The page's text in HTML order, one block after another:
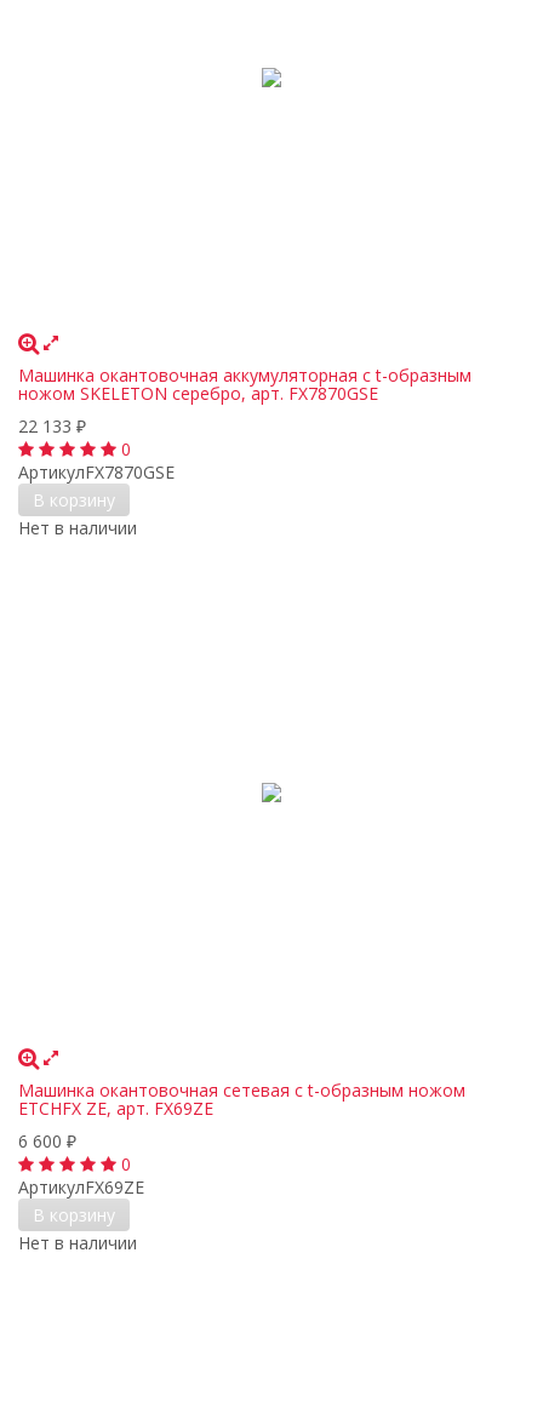
Машинка окантовочная аккумуляторная с t-образным
ножом SKELETON серебро, арт. FX7870GSE
22 133 ₽
0
АртикулFX7870GSE
В корзину
Нет в наличии
Машинка окантовочная сетевая с t-образным ножом
ETCHFX ZE, арт. FX69ZE
6 600 ₽
0
АртикулFX69ZE
В корзину
Нет в наличии